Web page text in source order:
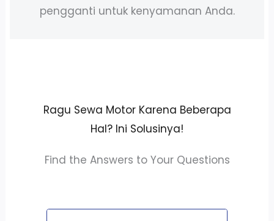
pengganti untuk kenyamanan Anda.
Ragu Sewa Motor Karena Beberapa
Hal? Ini Solusinya!
Find the Answers to Your Questions